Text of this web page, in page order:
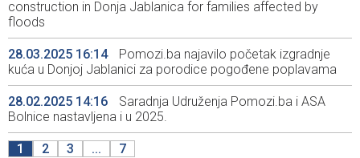
construction in Donja Jablanica for families affected by
floods
28.03.2025 16:14
Pomozi.ba najavilo početak izgradnje
kuća u Donjoj Jablanici za porodice pogođene poplavama
28.02.2025 14:16
Saradnja Udruženja Pomozi.ba i ASA
Bolnice nastavljena i u 2025.
1 2 3 ... 7